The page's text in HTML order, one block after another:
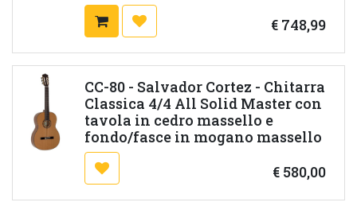
€ 748,99
CC-80 - Salvador Cortez - Chitarra
Classica 4/4 All Solid Master con
tavola in cedro massello e
fondo/fasce in mogano massello
€ 580,00